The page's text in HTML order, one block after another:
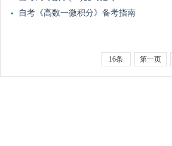
自考《高数一微积分》备考指南
16条 第一页